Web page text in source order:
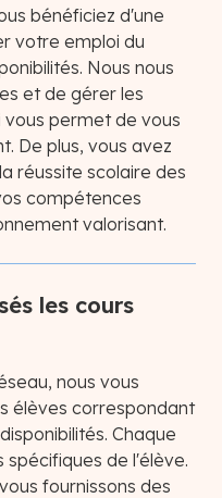
bénéficiez d'une
votre emploi du
Nous nous
et de gérer les
permet de vous
De plus, vous avez
réussite scolaire des
compétences
valorisant.
les cours
nous vous
élèves correspondant
Chaque
de l'élève.
fournissons des